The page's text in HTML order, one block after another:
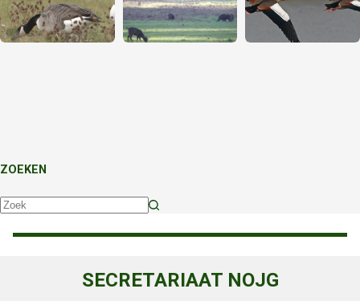
ZOEKEN
SECRETARIAAT NOJG